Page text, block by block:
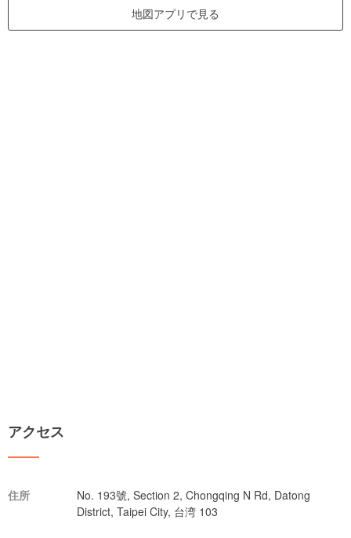
地図アプリで見る
アクセス
住所
No. 193號, Section 2, Chongqing N Rd, Datong
District, Taipei City, 台湾 103